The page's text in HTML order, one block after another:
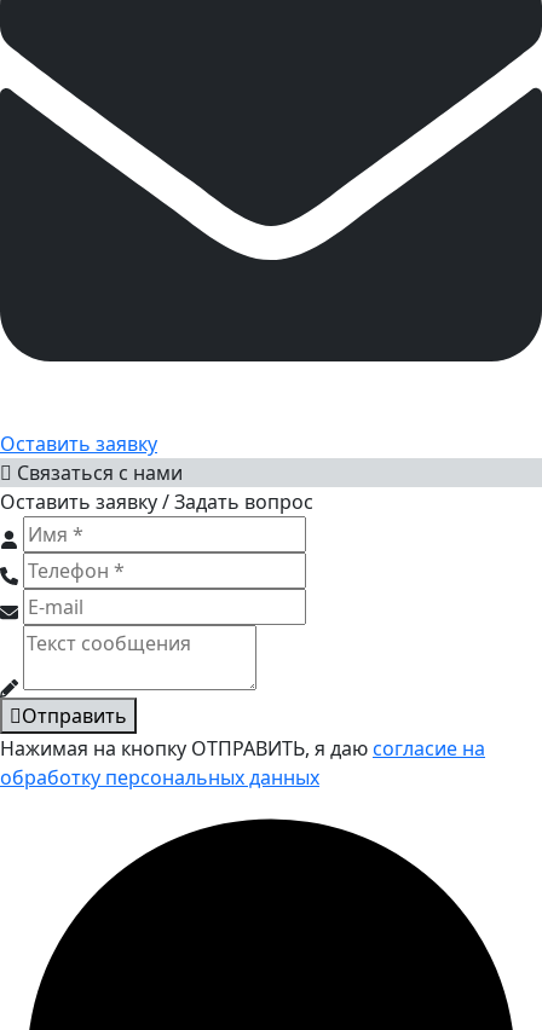
Оставить заявку
Связаться с нами
Оставить заявку / Задать вопрос
Отправить
Нажимая на кнопку ОТПРАВИТЬ, я даюсогласие на
обработку персональных данных